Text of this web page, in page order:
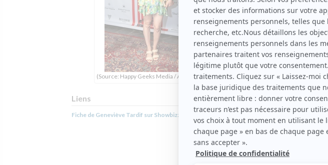
(Source: Happy Geeks Media / Annie Diotte)
Liens
Fiche de Geneviève Tardif sur Showbizz.net